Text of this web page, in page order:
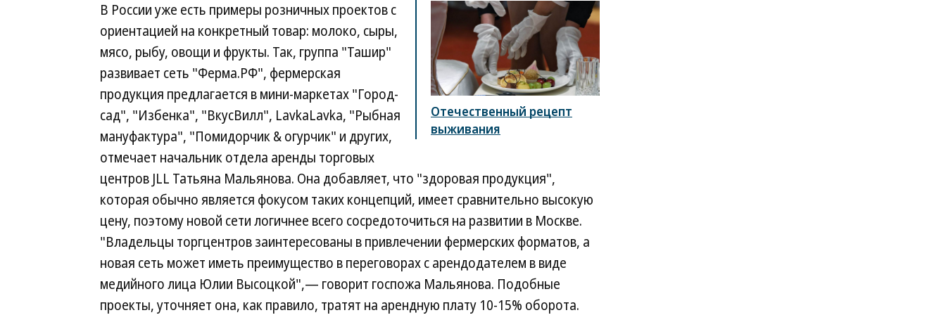
Отечественный рецепт
выживания
В России уже есть примеры розничных проектов с
ориентацией на конкретный товар: молоко, сыры,
мясо, рыбу, овощи и фрукты. Так, группа "Ташир"
развивает сеть "Ферма.РФ", фермерская
продукция предлагается в мини-маркетах "Город-
сад", "Избенка", "ВкусВилл", LavkaLavka, "Рыбная
мануфактура", "Помидорчик & огурчик" и других,
отмечает начальник отдела аренды торговых
центров JLL Татьяна Мальянова. Она добавляет, что "здоровая продукция",
которая обычно является фокусом таких концепций, имеет сравнительно высокую
цену, поэтому новой сети логичнее всего сосредоточиться на развитии в Москве.
"Владельцы торгцентров заинтересованы в привлечении фермерских форматов, а
новая сеть может иметь преимущество в переговорах с арендодателем в виде
медийного лица Юлии Высоцкой",— говорит госпожа Мальянова. Подобные
проекты, уточняет она, как правило, тратят на арендную плату 10-15% оборота.